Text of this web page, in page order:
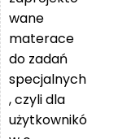
wane
materace
do zadań
specjalnych
, czyli dla
użytkownikó